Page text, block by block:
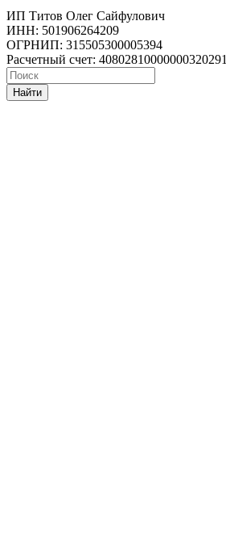
ИП Титов Олег Сайфулович
ИНН: 501906264209
ОГРНИП: 315505300005394
Расчетный счет: 40802810000000320291
Найти